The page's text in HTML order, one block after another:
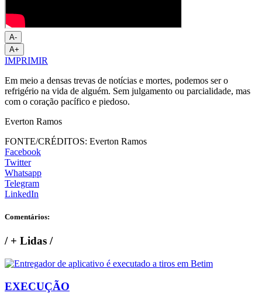
A-
A+
IMPRIMIR
Em meio a densas trevas de notícias e mortes, podemos ser o
refrigério na vida de alguém. Sem julgamento ou parcialidade, mas
com o coração pacífico e piedoso.
Everton Ramos
FONTE/CRÉDITOS: Everton Ramos
Facebook
Twitter
Whatsapp
Telegram
LinkedIn
Comentários:
/+ Lidas /
EXECUÇÃO